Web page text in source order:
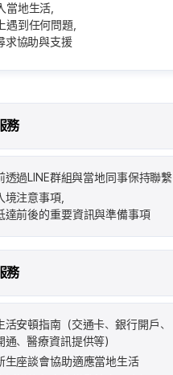
地生活，
到任何問題，
求協助與支援
務
透過LINE群組與當地同事保持聯繫
境注意事項，
達前後的重要資訊與準備事項
務
活安頓指南（交通卡、銀行開戶、
通、醫療資訊提供等）
生座談會協助適應當地生活